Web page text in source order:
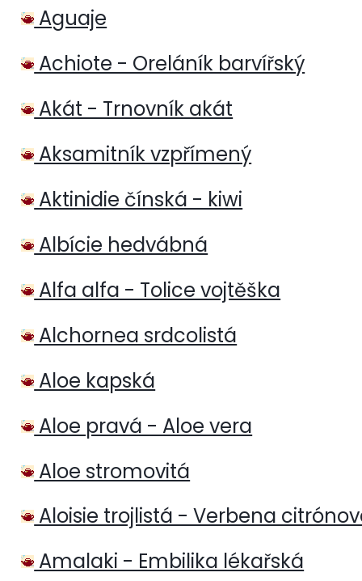
Aguaje
Achiote - Oreláník barvířský
Akát - Trnovník akát
Aksamitník vzpřímený
Aktinidie čínská - kiwi
Albície hedvábná
Alfa alfa - Tolice vojtěška
Alchornea srdcolistá
Aloe kapská
Aloe pravá - Aloe vera
Aloe stromovitá
Aloisie trojlistá - Verbena
Amalaki - Embilika lékařská